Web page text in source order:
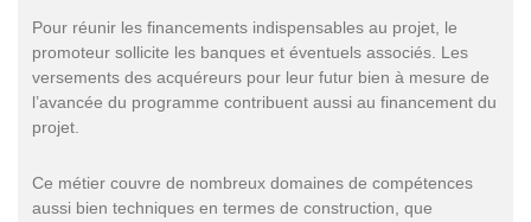
Pour réunir les financements indispensables au projet, le
promoteur sollicite les banques et éventuels associés. Les
versements des acquéreurs pour leur futur bien à mesure de
l’avancée du programme contribuent aussi au financement du
projet.
Ce métier couvre de nombreux domaines de compétences
aussi bien techniques en termes de construction, que